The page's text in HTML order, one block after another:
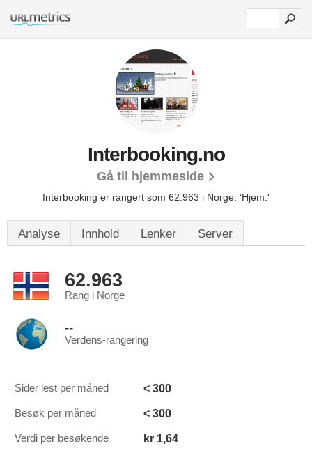
Interbooking.no
Gå til hjemmeside
Interbooking er rangert som 62.963 i Norge. 'Hjem.'
Analyse Innhold Lenker Server
62.963
Rang i Norge
--
Verdens-rangering
Sider lest per måned < 300
Besøk per måned < 300
Verdi per besøkende kr 1,64